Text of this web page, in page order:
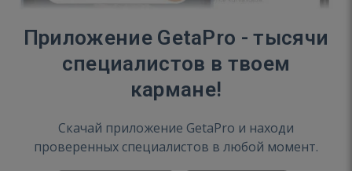
Приложение GetaPro - тысячи
специалистов в твоем
кармане!
Скачай приложение GetaPro и находи
проверенных специалистов в любой момент.